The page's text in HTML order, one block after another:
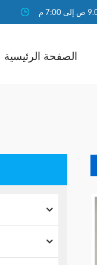
الصفحة الرئيسية